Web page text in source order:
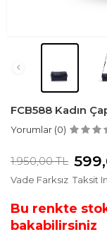
FCB588 Kadın
Yorumlar (0)
1.950,00TL
Vade Farksız Taksit
Bu renkte
bakabilirsiniz